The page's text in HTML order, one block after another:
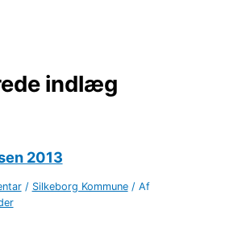
indlæg
2013
/ Silkeborg Kommune/ Af